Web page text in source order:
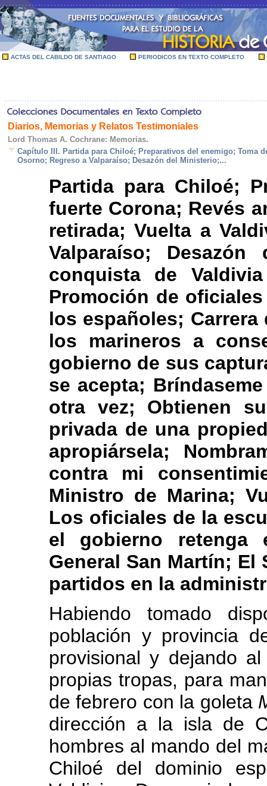
ACTAS DEL CABILDO DE SANTIAGO PERIODICOS EN TEXTO COMPLETO
Diarios, Memorias y Relatos Testimoniales
Lord Thomas A. Cochrane: Memorias.
Capítulo III. Partida para Chiloé; Preparativos del enemigo; Toma
Osorno; Regreso a Valparaíso; Desazón del Ministerio;...
Partida para Chiloé;
fuerte Corona; Revés
retirada; Vuelta a
Valparaíso;
conquista de
Promoción de
los españoles;
los marineros a
gobierno de sus
se acepta;
otra vez; Obtienen
privada de una
apropiársela;
contra mi
Ministro de Marina;
Los oficiales de la
el gobierno retenga
General San Martín;
partidos en la
Habiendo tomado
población y provincia
provisional y dejando
propias tropas, para
de febrero con la goleta
dirección a la isla de
hombres al mando del
Chiloé del dominio